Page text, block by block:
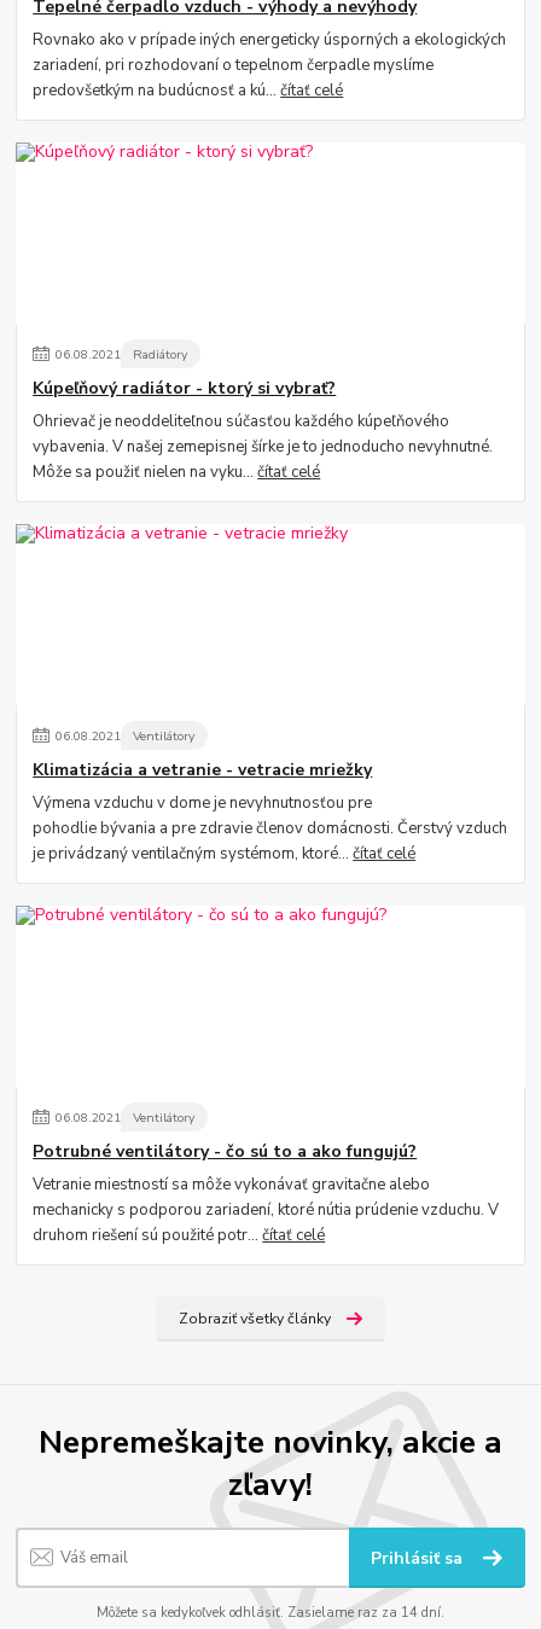
Tepelné čerpadlo vzduch - výhody a nevýhody
Rovnako ako v prípade iných energeticky úsporných a ekologických
zariadení, pri rozhodovaní o tepelnom čerpadle myslíme
predovšetkým na budúcnosť a kú...čítať celé
06.08.2021 Radiátory
Kúpeľňový radiátor - ktorý si vybrať?
Ohrievač je neoddeliteľnou súčasťou každého kúpeľňového
vybavenia. V našej zemepisnej šírke je to jednoducho nevyhnutné.
Môže sa použiť nielen na vyku...čítať celé
06.08.2021 Ventilátory
Klimatizácia a vetranie - vetracie mriežky
Výmena vzduchu v dome je nevyhnutnosťou pre
pohodlie bývania a pre zdravie členov domácnosti. Čerstvý vzduch
je privádzaný ventilačným systémom, ktoré...čítať celé
06.08.2021 Ventilátory
Potrubné ventilátory - čo sú to a ako fungujú?
Vetranie miestností sa môže vykonávať gravitačne alebo
mechanicky s podporou zariadení, ktoré nútia prúdenie vzduchu. V
druhom riešení sú použité potr...čítať celé
Zobraziť všetky články
Nepremeškajte novinky, akcie a
zľavy!
Prihlásiť sa
Môžete sa kedykoľvek odhlásiť. Zasielame raz za 14 dní.